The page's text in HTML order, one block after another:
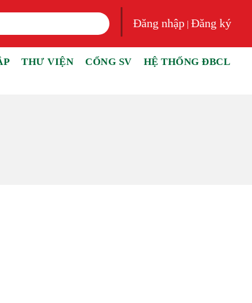
Đăng nhập |Đăng ký
THƯ VIỆN CỔNG SV HỆ THỐNG ĐBCL